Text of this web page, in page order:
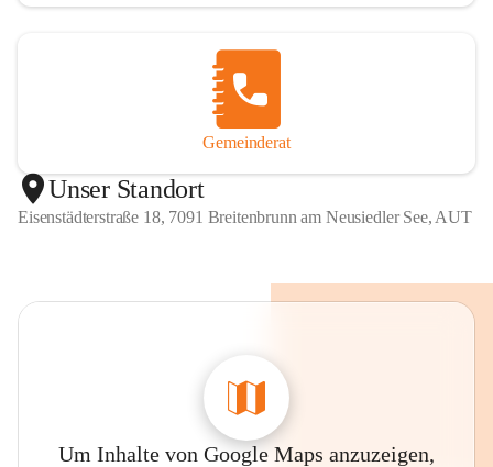
Gemeinderat
Unser Standort
Eisenstädterstraße 18, 7091 Breitenbrunn am Neusiedler See, AUT
Um Inhalte von Google Maps anzuzeigen,